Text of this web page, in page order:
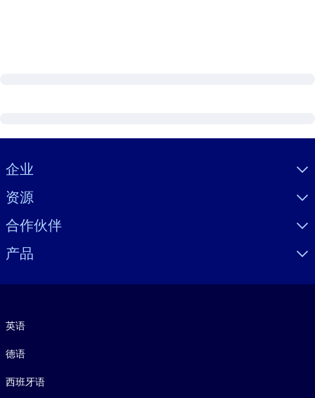
Visually hidden Text
企业
资源
合作伙伴
产品
英语
德语
西班牙语